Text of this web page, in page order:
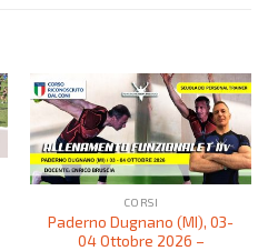
CORSI
Paderno Dugnano (MI), 03-
04 Ottobre 2026 –